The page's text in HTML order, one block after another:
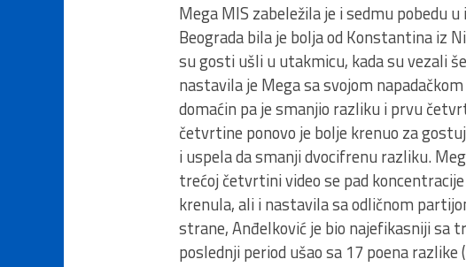
Mega MIS zabeležila je i sedmu pobedu
Beograda bila je bolja od Konstantina iz
su gosti ušli u utakmicu, kada su vezali
nastavila je Mega sa svojom
domaćin pa je smanjio razliku i prvu
četvrtine ponovo je bolje krenuo za
i uspela da smanji dvocifrenu razliku.
trećoj četvrtini video se pad
krenula, ali i nastavila sa odličnom
strane, Anđelković je bio najefikasniji sa
poslednji period ušao sa 17 poena